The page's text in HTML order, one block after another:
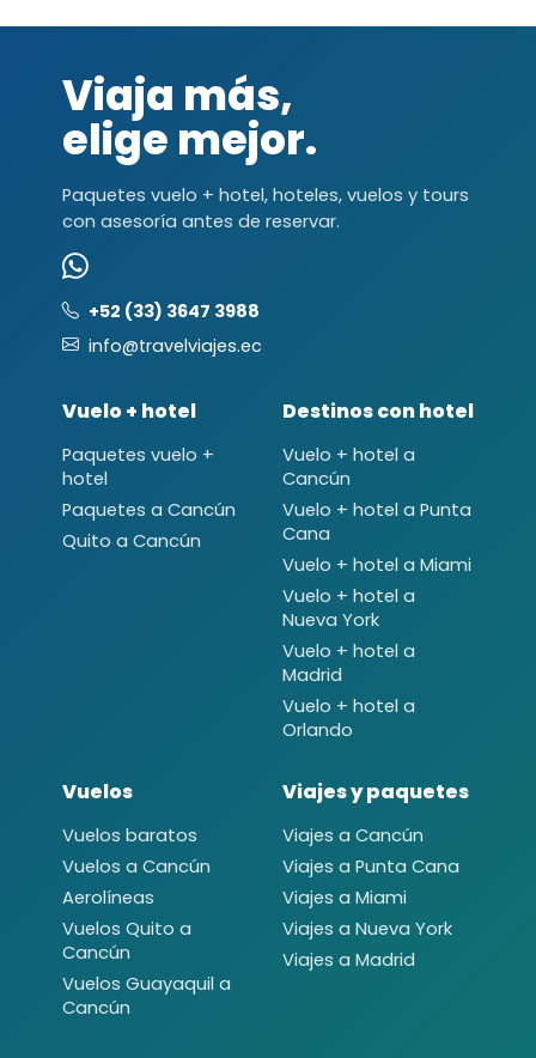
Viaja más,
elige mejor.
Paquetes vuelo + hotel, hoteles, vuelos y tours
con asesoría antes de reservar.
+52 (33) 3647 3988
info@travelviajes.ec
Vuelo + hotel
Paquetes vuelo +
hotel
Paquetes a Cancún
Quito a Cancún
Destinos con hotel
Vuelo + hotel a
Cancún
Vuelo + hotel a Punta
Cana
Vuelo + hotel a Miami
Vuelo + hotel a
Nueva York
Vuelo + hotel a
Madrid
Vuelo + hotel a
Orlando
Vuelos
Vuelos baratos
Vuelos a Cancún
Aerolíneas
Vuelos Quito a
Cancún
Vuelos Guayaquil a
Cancún
Viajes y paquetes
Viajes a Cancún
Viajes a Punta Cana
Viajes a Miami
Viajes a Nueva York
Viajes a Madrid